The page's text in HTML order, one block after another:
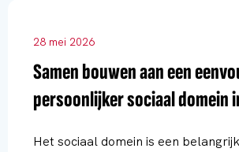
28 mei 2026
Samen bouwen aan een
persoonlijker sociaal domein
Het sociaal domein is een